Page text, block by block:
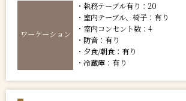
ワーケーション
・執務テーブル有り：20
・室内テーブル、椅子：有り
・室内コンセント数：4
・防音：有り
・夕食/朝食：有り
・冷蔵庫：有り